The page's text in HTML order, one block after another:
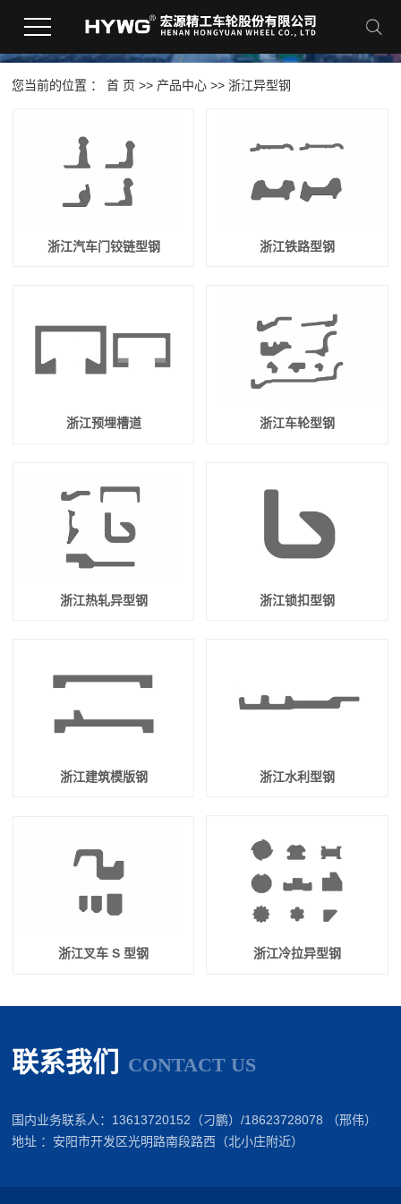
您当前的位置 ：首 页 >> 产品中心 >>浙江异型钢
浙江汽车门铰链型钢 浙江铁路型钢
浙江预埋槽道 浙江车轮型钢
浙江热轧异型钢 浙江锁扣型钢
浙江建筑模版钢 浙江水利型钢
浙江叉车 S 型钢 浙江冷拉异型钢
联系我们 CONTACT US
国内业务联系人：13613720152（刁鹏）/18623728078 （邢伟）
地址 ：安阳市开发区光明路南段路西（北小庄附近）